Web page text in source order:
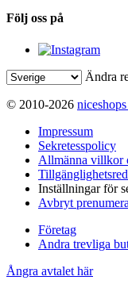
Följ oss på
Ändra
© 2010-2026
Impressum
Sekretesspolicy
Allmänna villkor
Inställningar för
Avbryt
Företag
Andra trevliga
Ångra avtalet här